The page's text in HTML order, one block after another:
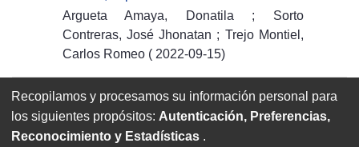
Argueta Amaya, Donatila
; Sorto
Contreras, José Jhonatan ; Trejo Montiel,
Carlos Romeo ( 2022-09-15)
Anterior
Recopilamos y procesamos su información personal para
los siguientes propósitos: Autenticación, Preferencias,
Reconocimiento y Estadísticas .